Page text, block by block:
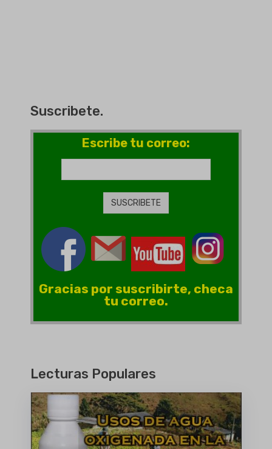
Suscribete.
Escribe tu correo:
Gracias por suscribirte, checa
tu correo.
Lecturas Populares